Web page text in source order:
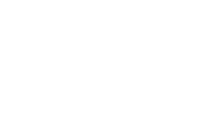
고 부탁드립니다.